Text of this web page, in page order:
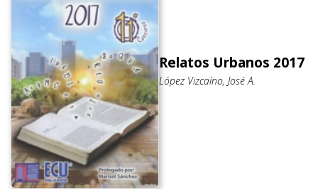
Relatos Urbanos 2017
López Vizcaíno, José A.